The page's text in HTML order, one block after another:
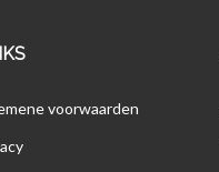
voorwaarden